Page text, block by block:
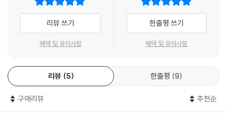
리뷰 쓰기
혜택 및 유의사항
한줄평 쓰기
혜택 및 유의사항
리뷰 5 한줄평 9
구매리뷰 추천순